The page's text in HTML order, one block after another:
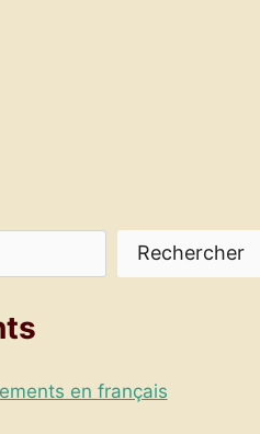
Rechercher
en français